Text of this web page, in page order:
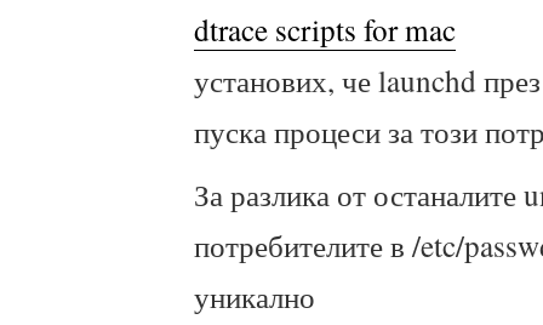
dtrace scripts for mac
установих, че launchd
пуска процеси за този
За разлика от останалите
потребителите в /etc/
уникално